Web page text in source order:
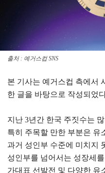
출처 : 예거스컵 SNS
본 기사는 예거스컵 측에서
한 글을 바탕으로 작성되었
지난 3년간 한국 주짓수는
특히 주목할 만한 부분은 유
과거 성인부 수준에 미치지
성인부를 넘어서는 성장세
가대표 선발전 및 다양한 유